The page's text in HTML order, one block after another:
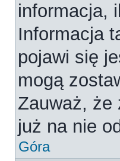
informacja,
Informacja
pojawi się
mogą
Zauważ, że
już na nie
Góra